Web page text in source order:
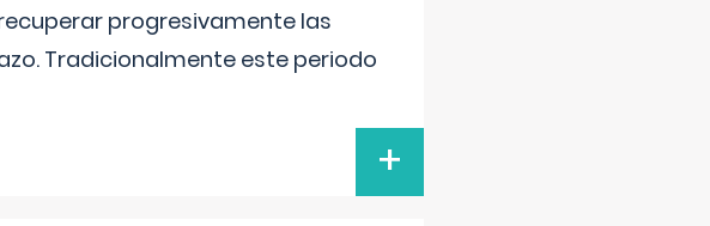
progresivamente las
Tradicionalmente este periodo
+